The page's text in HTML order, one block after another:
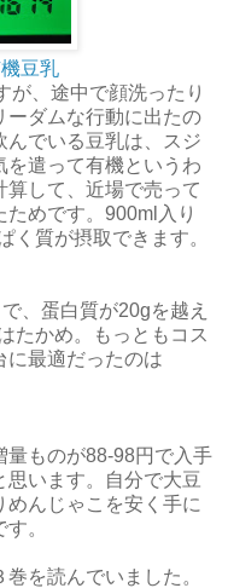
豆乳
が、途中で顔洗ったり
ーダムな行動に出たの
んでいる豆乳は、スジ
を遣って有機というわ
して、近場で売って
めです。900ml入り
く質が摂取できます。
、蛋白質が20gを越え
たかめ。もっともコス
に最適だったのは
量ものが88-98円で入手
います。自分で大豆
めんじゃこを安く手に
。
を読んでいました。